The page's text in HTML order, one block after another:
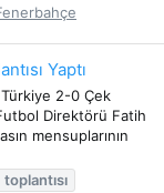
Yaptı
Türkiye 2-0 Çek
Direktörü Fatih
mensuplarının
toplantısı